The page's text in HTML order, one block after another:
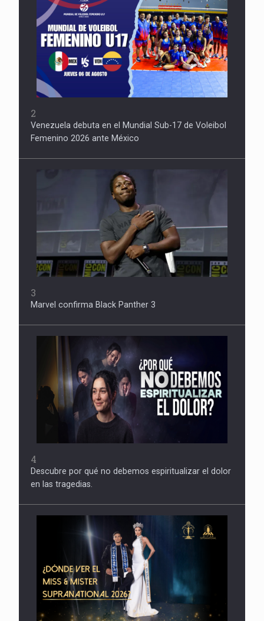
2
Venezuela debuta en el Mundial Sub-17 de Voleibol
Femenino 2026 ante México
3
Marvel confirma Black Panther 3
4
Descubre por qué no debemos espiritualizar el dolor
en las tragedias.